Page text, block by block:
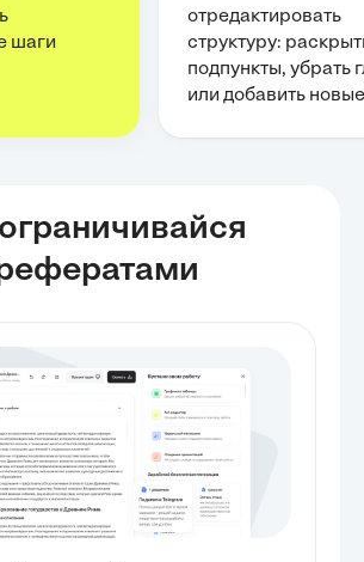
шаги
отредактировать
структуру:
подпункты, убрать
или добавить новые